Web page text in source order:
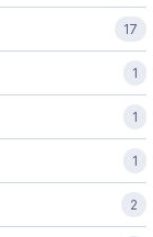
17
1
1
1
2